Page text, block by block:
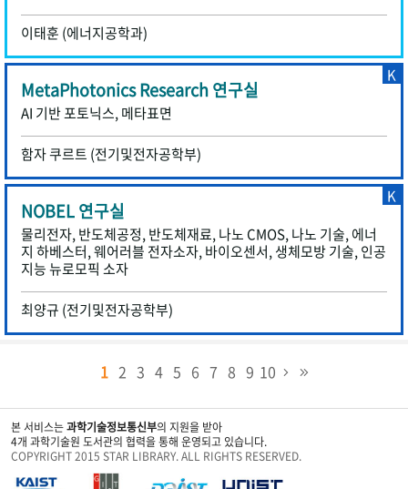
이태훈 (에너지공학과)
MetaPhotonics Research 연구실
AI 기반 포토닉스, 메타표면
함자 쿠르트 (전기및전자공학부)
K
NOBEL 연구실
물리전자, 반도체공정, 반도체재료, 나노 CMOS, 나노 기술, 에너
지 하베스터, 웨어러블 전자소자, 바이오센서, 생체모방 기술, 인공
지능 뉴로모픽 소자
최양규 (전기및전자공학부)
K
1 2 3 4 5 6 7 8 9 10
본 서비스는과학기술정보통신부의 지원을 받아
4개 과학기술원 도서관의 협력을 통해 운영되고 있습니다.
COPYRIGHT 2015 STAR LIBRARY. ALL RIGHTS RESERVED.